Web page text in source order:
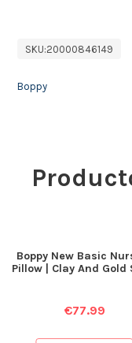
SKU:20000846149
Boppy
Boppy New Basic
Pillow | Clay And Gold
€77.99